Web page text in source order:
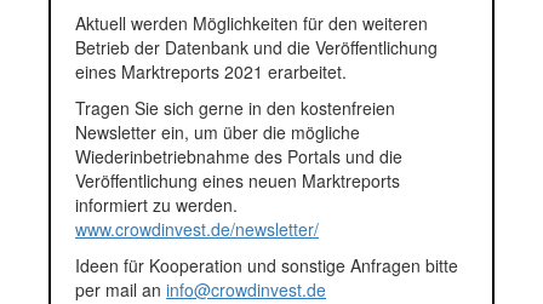
Personalisierte Spiele
Fundingsumme
47.500 Euro
Finanziert in
2012
Segment
Unternehmen
Anlagestatus
Aktiv
Plattform
Innovestment
Korrekturen / Updates übermitteln
Alle Angaben ohne Gewähr auf Vollständigkeit und Richtigkeit.
© 2026 crowdinvest.de
Hinweise zur Datenbank
Aktuell werden Möglichkeiten für den weiteren
Betrieb der Datenbank und die Veröffentlichung
eines Marktreports 2021 erarbeitet.
Tragen Sie sich gerne in den kostenfreien
Newsletter ein, um über die mögliche
Wiederinbetriebnahme des Portals und die
Veröffentlichung eines neuen Marktreports
informiert zu werden.
www.crowdinvest.de/newsletter/
Ideen für Kooperation und sonstige Anfragen bitte
per mail an info@crowdinvest.de